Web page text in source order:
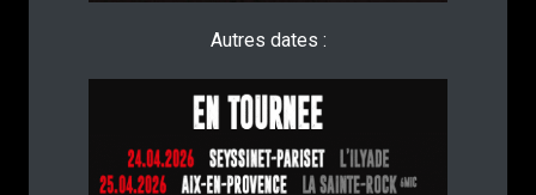
Autres dates :